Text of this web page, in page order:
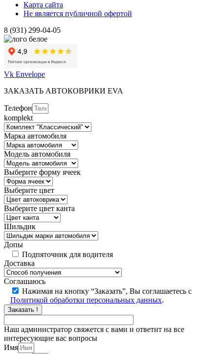
Карта сайта
Не является публичной офертой
8 (931) 299-04-05
Vk Envelope
ЗАКАЗАТЬ АВТОКОВРИКИ EVA
Телефон
komplekt
Марка автомобиля
Модель автомобиля
Выберите форму ячеек
Выберите цвет
Выберите цвет канта
Шильдик
Допы
Подпяточник для водителя
Доставка
Соглашаюсь
Нажимая на кнопку “Заказать”, Вы соглашаетесь с
Политикой обработки персональных данных.
Заказать !
Наш администратор свяжется с вами и ответит на все
интересующие вас вопросы
Имя